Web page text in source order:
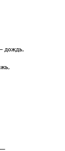
дождь,
—